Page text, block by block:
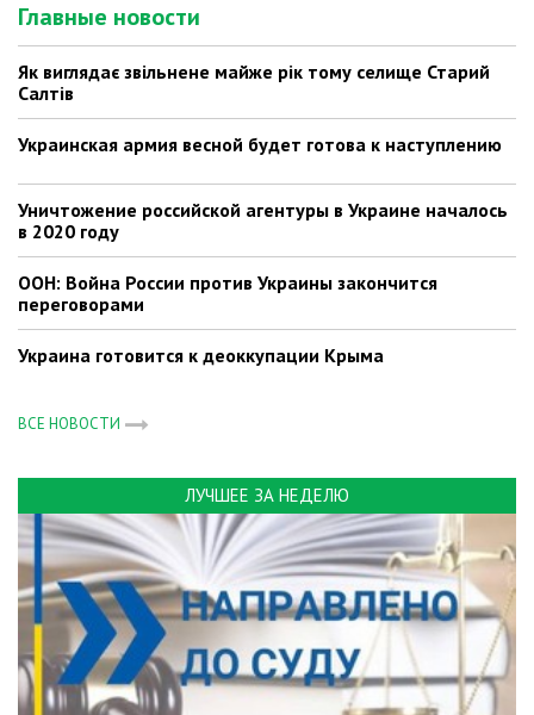
Главные новости
Як виглядає звільнене майже рік тому селище Старий
Салтів
Украинская армия весной будет готова к наступлению
Уничтожение российской агентуры в Украине началось
в 2020 году
ООН: Война России против Украины закончится
переговорами
Украина готовится к деоккупации Крыма
ВСЕ НОВОСТИ
ЛУЧШЕЕ ЗА НЕДЕЛЮ